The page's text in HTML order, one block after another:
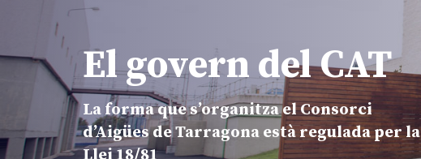
El govern del CAT
La forma que s’organitza el Consorci
d’Aigües de Tarragona està regulada per la